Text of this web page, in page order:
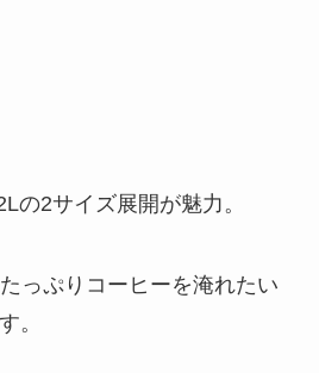
の2サイズ展開が魅力。
っぷりコーヒーを淹れたい
。